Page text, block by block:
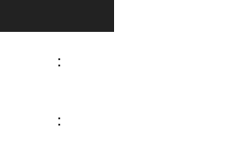
:
: